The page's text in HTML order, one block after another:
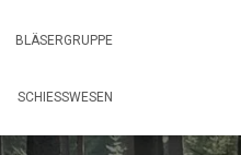
BLÄSERGRUPPE
SCHIESSWESEN